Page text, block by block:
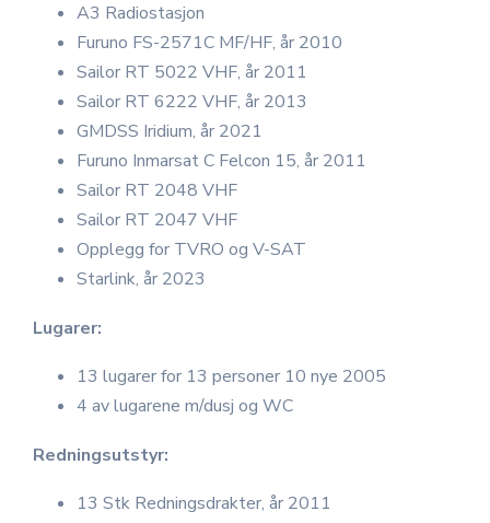
A3 Radiostasjon
Furuno FS-2571C MF/HF, år 2010
Sailor RT 5022 VHF, år 2011
Sailor RT 6222 VHF, år 2013
GMDSS Iridium, år 2021
Furuno Inmarsat C Felcon 15, år 2011
Sailor RT 2048 VHF
Sailor RT 2047 VHF
Opplegg for TVRO og V-SAT
Starlink, år 2023
Lugarer:
13 lugarer for 13 personer 10 nye 2005
4 av lugarene m/dusj og WC
Redningsutstyr:
13 Stk Redningsdrakter, år 2011